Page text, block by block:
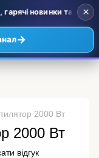
новинки та уцінка
→
×
2000 Вт
2000 Вт
відгук